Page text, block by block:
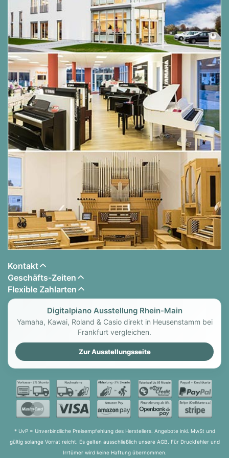
Kontakt
Geschäfts-Zeiten
Flexible Zahlarten
Digitalpiano Ausstellung Rhein-Main
Yamaha, Kawai, Roland & Casio direkt in Heusenstamm bei
Frankfurt vergleichen.
Zur Ausstellungsseite
* UvP = Unverbindliche Preisempfehlung des Herstellers. Angebote inkl. MwSt und
gültig solange Vorrat reicht. Es gelten ausschließlich unsere AGB. Für Druckfehler und
Irrtümer wird keine Haftung übernommen.